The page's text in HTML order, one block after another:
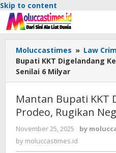
Skip to content
Moluccastimes » Law
Bupati KKT Digelandang
Senilai 6 Milyar
Mantan Bupati KKT
Prodeo, Rugikan
November 25, 2025 by
by moluccastimes.id